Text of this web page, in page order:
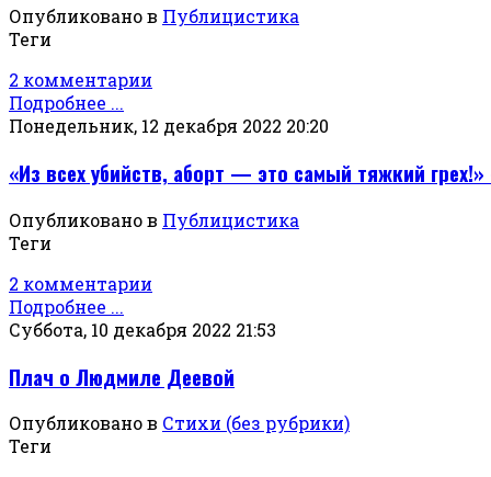
Опубликовано в Публицистика
Теги
2 комментарии
Подробнее ...
Понедельник, 12 декабря 2022 20:20
«Из всех убийств, аборт — это самый тяжкий
Опубликовано в Публицистика
Теги
2 комментарии
Подробнее ...
Суббота, 10 декабря 2022 21:53
Плач о Людмиле Деевой
Опубликовано в Стихи (без рубрики)
Теги